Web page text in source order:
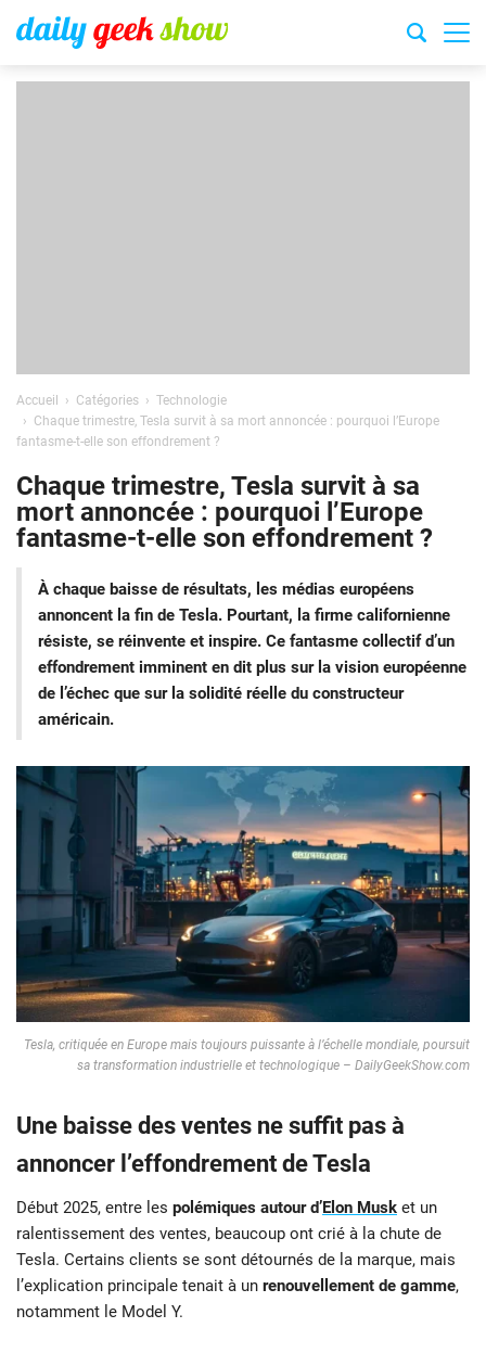
Accueil Catégories
Technologie
Chaque trimestre, Tesla survit à sa mort annoncée : pourquoi l’Europe
fantasme-t-elle son effondrement ?
Chaque trimestre, Tesla survit à sa
mort annoncée : pourquoi l’Europe
fantasme-t-elle son effondrement ?
À chaque baisse de résultats, les médias européens
annoncent la fin de Tesla. Pourtant, la firme californienne
résiste, se réinvente et inspire. Ce fantasme collectif d’un
effondrement imminent en dit plus sur la vision européenne
de l’échec que sur la solidité réelle du constructeur
américain.
Tesla, critiquée en Europe mais toujours puissante à l’échelle mondiale, poursuit
sa transformation industrielle et technologique – DailyGeekShow.com
Une baisse des ventes ne suffit pas à
annoncer l’effondrement de Tesla
Début 2025, entre les polémiques autour d’Elon Musk et un
ralentissement des ventes, beaucoup ont crié à la chute de
Tesla. Certains clients se sont détournés de la marque, mais
l’explication principale tenait à un renouvellement de gamme,
notamment le Model Y.